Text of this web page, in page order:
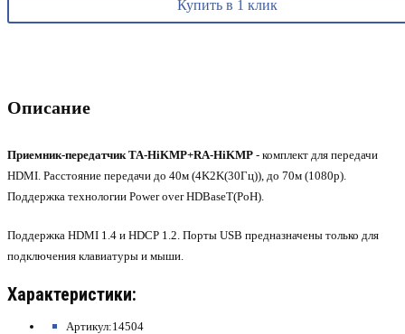
Купить в 1 клик
Описание
Приемник-передатчик TA-HiKMP+RA-HiKMP - комплект для передачи
HDMI. Расстояние передачи до 40м (4K2K(30Гц)), до 70м (1080p).
Поддержка технологии Power over HDBaseT(PoH).
Поддержка HDMI 1.4 и HDCP 1.2. Порты USB предназначены только для
подключения клавиатуры и мыши.
Характеристики:
Артикул:14504